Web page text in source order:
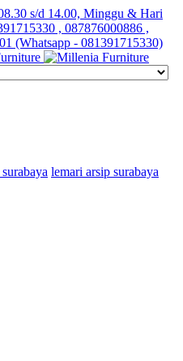
s/d 14.00, Minggu & Hari
, 087876000886 ,
(Whatsapp - 081391715330)
lemari arsip surabaya